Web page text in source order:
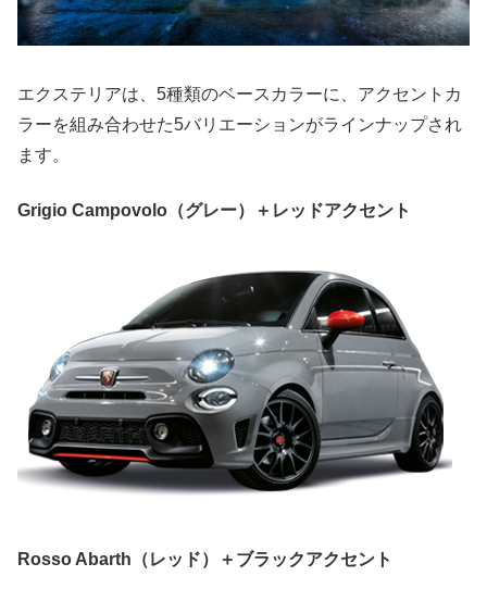
エクステリアは、5種類のベースカラーに、アクセントカ
ラーを組み合わせた5バリエーションがラインナップされ
ます。
Grigio Campovolo（グレー）＋レッドアクセント
Rosso Abarth（レッド）＋ブラックアクセント